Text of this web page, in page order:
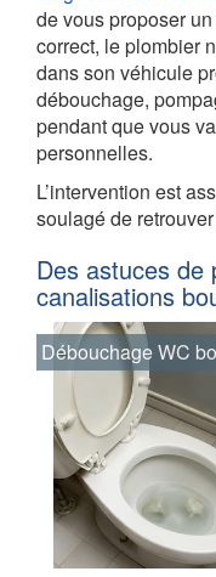
de vous proposer
correct, le plombier
dans son véhicule
débouchage,
pendant que vous
personnelles.
L’intervention est
soulagé de
Des astuces de
canalisations
Débouchage WC